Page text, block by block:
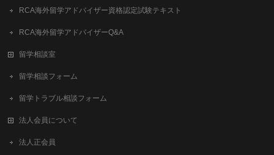
RCA海外留学アドバイザー資格認定試験テキスト
RCA海外留学アドバイザーQ&A
留学相談室
留学相談フォーム
留学トラブル相談フォーム
法人会員について
法人正会員